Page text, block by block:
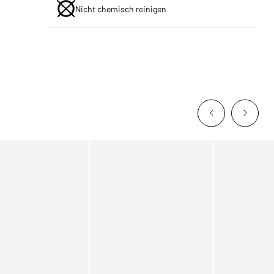
Nicht chemisch reinigen